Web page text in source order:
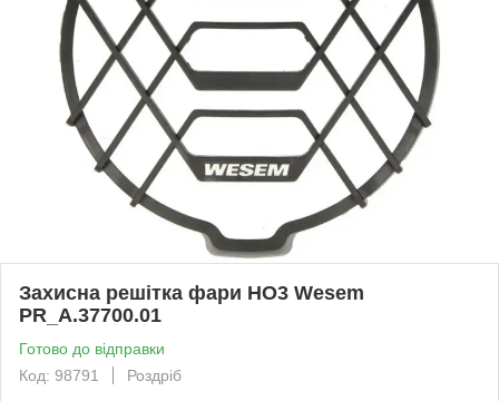
Захисна решітка фари HO3 Wesem
PR_A.37700.01
Готово до відправки
Код: 98791
Роздріб